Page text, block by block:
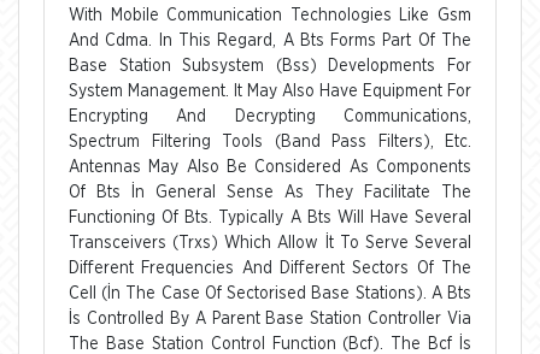
With Mobile Communication Technologies Like Gsm
And Cdma. In This Regard, A Bts Forms Part Of The
Base Station Subsystem (Bss) Developments For
System Management. It May Also Have Equipment For
Encrypting And Decrypting Communications,
Spectrum Filtering Tools (Band Pass Filters), Etc.
Antennas May Also Be Considered As Components
Of Bts İn General Sense As They Facilitate The
Functioning Of Bts. Typically A Bts Will Have Several
Transceivers (Trxs) Which Allow İt To Serve Several
Different Frequencies And Different Sectors Of The
Cell (İn The Case Of Sectorised Base Stations). A Bts
İs Controlled By A Parent Base Station Controller Via
The Base Station Control Function (Bcf). The Bcf İs